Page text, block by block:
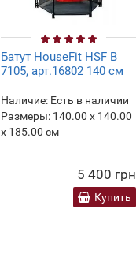
Батут HouseFit HSF B
7105, арт.16802 140 см
Наличие: Есть в наличии
Размеры: 140.00 х 140.00
х 185.00 см
5 400 грн
Купить